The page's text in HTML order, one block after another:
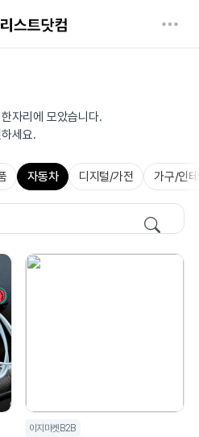
자리에 모았습니다.
세요.
자동차 디지털/가전 가구/인
이지마켓B2B